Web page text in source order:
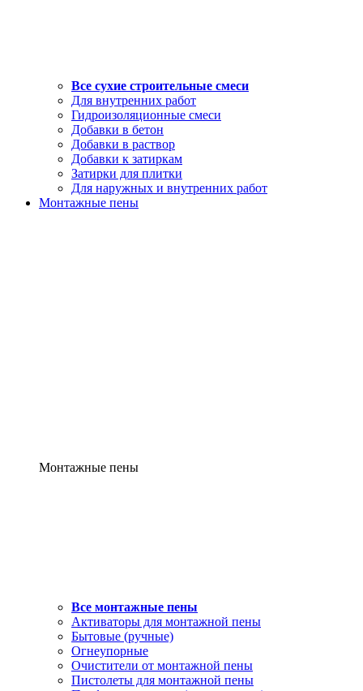
Все сухие строительные смеси
Для внутренних работ
Гидроизоляционные смеси
Добавки в бетон
Добавки в раствор
Добавки к затиркам
Затирки для плитки
Для наружных и внутренних работ
Монтажные пены
Монтажные пены
Все монтажные пены
Активаторы для монтажной пены
Бытовые (ручные)
Огнеупорные
Очистители от монтажной пены
Пистолеты для монтажной пены